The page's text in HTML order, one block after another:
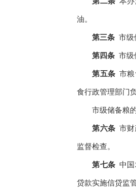
油。
第三条 市级
第四条 市级
第五条 市
食行政管理部门
市级储备粮
第六条 市
监督检查。
第七条 中
贷款实施信贷监管